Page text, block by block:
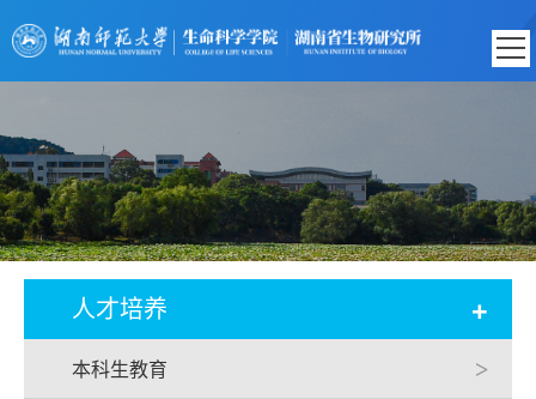
人才培养 +
本科生教育 >